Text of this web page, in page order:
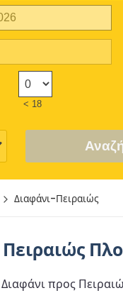
< 18
Διαφάνι-Πειραιώς
προς